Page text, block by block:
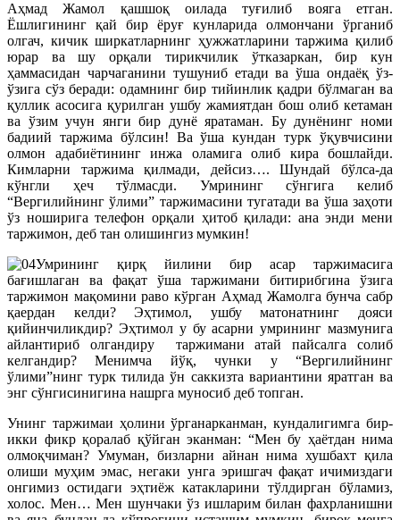
Аҳмaд Жамол қашшоқ оилада туғилиб вояга етган.
Ёшлигининг қай бир ёруғ кунларида олмончани ўрганиб
олгач, кичик ширкатларнинг ҳужжатларини таржима қилиб
юрар ва шу орқали тирикчилик ўтказаркан, бир кун
ҳаммасидан чарчаганини тушуниб етади ва ўша ондаёқ ўз-
ўзига сўз беради: одамнинг бир тийинлик қадри бўлмаган ва
қуллик асосига қурилган ушбу жамиятдан бош олиб кетаман
ва ўзим учун янги бир дунё яратаман. Бу дунёнинг номи
бадиий таржима бўлсин! Ва ўша кундан турк ўқувчисини
олмон адабиётининг инжа оламига олиб кира бошлайди.
Кимларни таржима қилмади, дейсиз…. Шундай бўлса-да
кўнгли ҳеч тўлмасди. Умрининг сўнгига келиб
“Вергилийнинг ўлими” таржимасини тугатади ва ўша заҳоти
ўз ноширига телефон орқали ҳитоб қилади: ана энди мени
таржимон, деб тан олишингиз мумкин!
Умрининг қирқ йилини бир асар таржимасига
бағишлаган ва фақат ўша таржимани битирибгина ўзига
таржимон мақомини раво кўрган Аҳмад Жамолга бунча сабр
қаердан келди? Эҳтимол, ушбу матонатнинг дояси
қийинчиликдир? Эҳтимол у бу асарни умрининг мазмунига
айлантириб олгандиру таржимани атай пайсалга солиб
келгандир? Менимча йўқ, чунки у “Вергилийнинг
ўлими”нинг турк тилида ўн саккизта вариантини яратган ва
энг сўнгисинигина нашрга муносиб деб топган.
Унинг таржимаи ҳолини ўрганарканман, кундалигимга бир-
икки фикр қоралаб қўйган эканман: “Мен бу ҳаётдан нима
олмоқчиман? Умуман, бизларни айнан нима хушбахт қила
олиши муҳим эмас, негаки унга эришгач фақат ичимиздаги
онгимиз остидаги эҳтиёж катакларини тўлдирган бўламиз,
холос. Мен… Мен шунчаки ўз ишларим билан фахрланишни